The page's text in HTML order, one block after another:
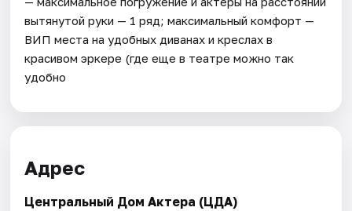
вытянутой руки — 1 ряд; максимальный комфорт —
ВИП места на удобных диванах и креслах в
красивом эркере (где еще в театре можно так
удобно
Адрес
Центральный Дом Актера (ЦДА)